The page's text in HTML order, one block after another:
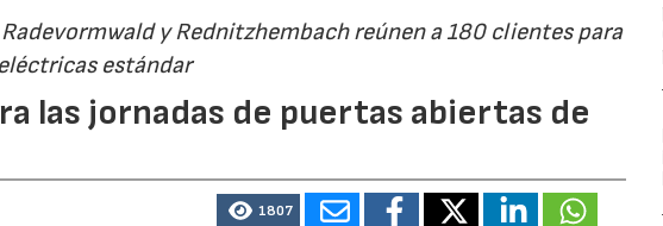
y Rednitzhembach reúnen a 180 clientes para
estándar
las jornadas de puertas abiertas de
1807